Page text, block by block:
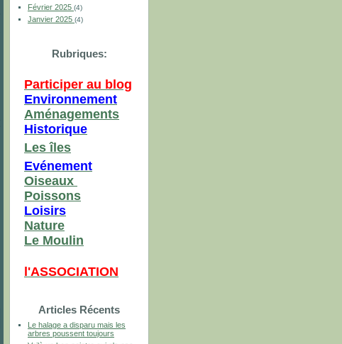
Février 2025 (4)
Janvier 2025 (4)
Rubriques:
Participer au blog
Environnement
Aménagements
Historique
Les îles
Evénement
Oiseaux
Poissons
Loisirs
Nature
Le Moulin
l'ASSOCIATION
Articles Récents
Le halage a disparu mais les
arbres poussent toujours